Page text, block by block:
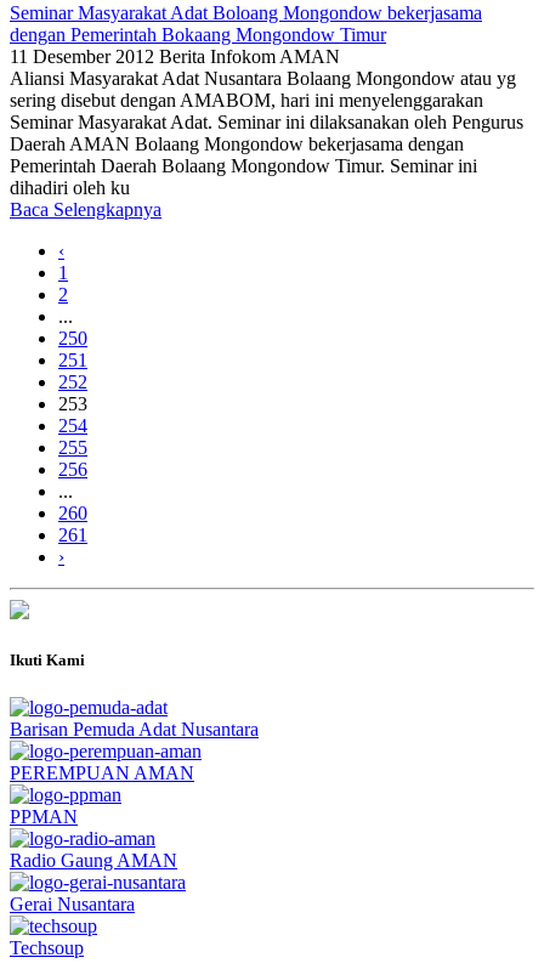
Seminar Masyarakat Adat Boloang Mongondow bekerjasama
dengan Pemerintah Bokaang Mongondow Timur
11 Desember 2012 Berita Infokom AMAN
Aliansi Masyarakat Adat Nusantara Bolaang Mongondow atau yg
sering disebut dengan AMABOM, hari ini menyelenggarakan
Seminar Masyarakat Adat. Seminar ini dilaksanakan oleh Pengurus
Daerah AMAN Bolaang Mongondow bekerjasama dengan
Pemerintah Daerah Bolaang Mongondow Timur. Seminar ini
dihadiri oleh ku
Baca Selengkapnya
‹
1
2
...
250
251
252
253
254
255
256
...
260
261
›
Ikuti Kami
Barisan Pemuda Adat Nusantara
PEREMPUAN AMAN
PPMAN
Radio Gaung AMAN
Gerai Nusantara
Techsoup